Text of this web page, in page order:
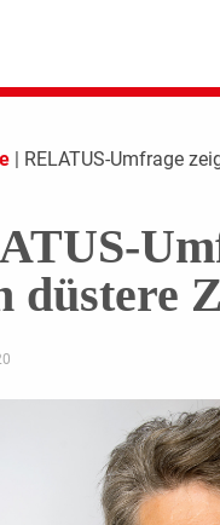
| RELATUS-Umfrage
düstere